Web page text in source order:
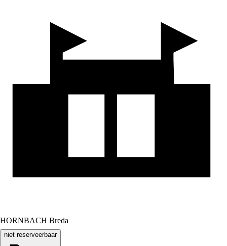
HORNBACH Breda
niet reserveerbaar